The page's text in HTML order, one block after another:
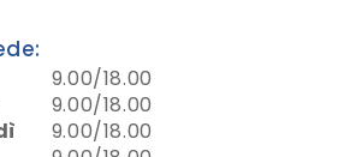
9.00/18.00
9.00/18.00
9.00/18.00